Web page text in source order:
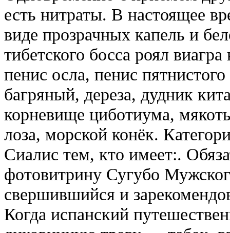
есть нитраты. В настоящее
виде прозрачных капель и
тибетского босса роял
пенис осла, пенис
багряный, дереза, дудник
корневище циботиума,
лоза, морской конёк.
Сиалис тем, кто имеет:.
фотовитрину Сугубо
свершившийся и
Когда испанский